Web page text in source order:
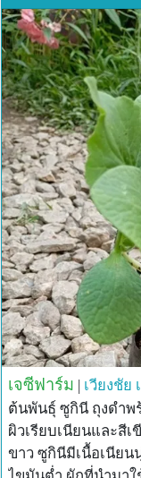
เจซีฟาร์ม เวียงชัย
ต้นพันธุ์ ซูกินี ถุงดำพ
ผิวเรียบเนียนและสี
ขาว ซูกินีมีเนื้อเนียน